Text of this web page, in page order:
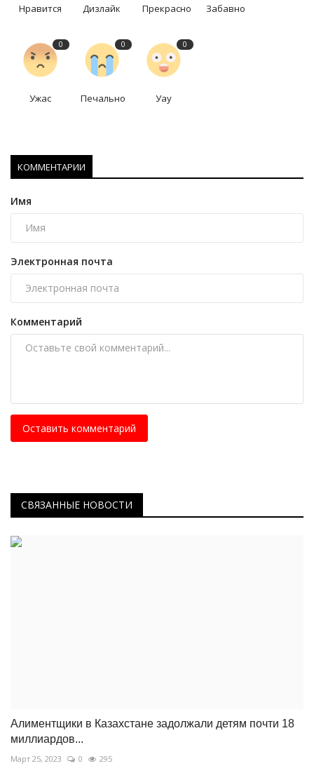
Нравится Дизлайк Прекрасно Забавно
0
Ужас
0
Печально
0
Уау
КОММЕНТАРИИ
Имя
Электронная почта
Комментарий
Оставить комментарий
СВЯЗАННЫЕ НОВОСТИ
Алиментщики в Казахстане задолжали детям почти 18
миллиардов...
Март 25, 2023 0 295